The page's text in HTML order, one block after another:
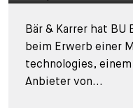
Bär & Karrer hat BU
beim Erwerb einer
technologies,
Anbieter von...